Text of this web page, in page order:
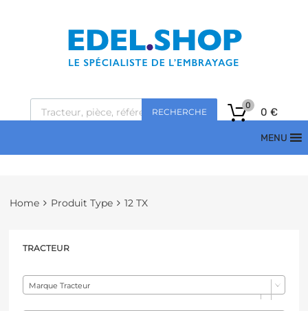
RECHERCHE 0 €
0
MENU
Home Produit Type 12 TX
TRACTEUR
Marque Tracteur